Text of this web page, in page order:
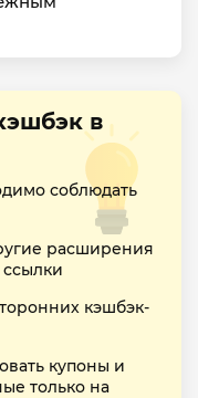
в
соблюдать
расширения
кэшбэк-
купоны и
только на